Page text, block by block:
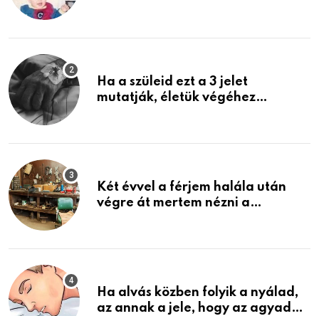
Ha a szüleid ezt a 3 jelet
mutatják, életük végéhez
Két évvel a férjem halála után
végre át mertem nézni a
életemet
Ha alvás közben folyik a nyálad,
az annak a jele, hogy az agyad…